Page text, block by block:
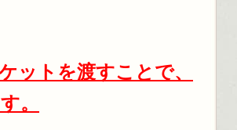
ットを渡すことで、
。